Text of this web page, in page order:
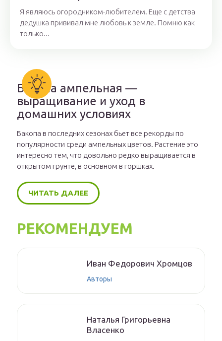
Я являюсь огородником-любителем. Еще с детства
дедушка прививал мне любовь к земле. Помню как
только...
Бакопа ампельная —
выращивание и уход в
домашних условиях
Бакопа в последних сезонах бьет все рекорды по
популярности среди ампельных цветов. Растение это
интересно тем, что довольно редко выращивается в
открытом грунте, в основном в горшках.
ЧИТАТЬ ДАЛЕЕ
РЕКОМЕНДУЕМ
Иван Федорович Хромцов
Авторы
Наталья Григорьевна
Власенко